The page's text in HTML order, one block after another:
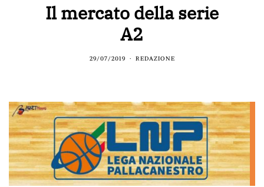
Il mercato della serie
A2
29/07/2019 REDAZIONE